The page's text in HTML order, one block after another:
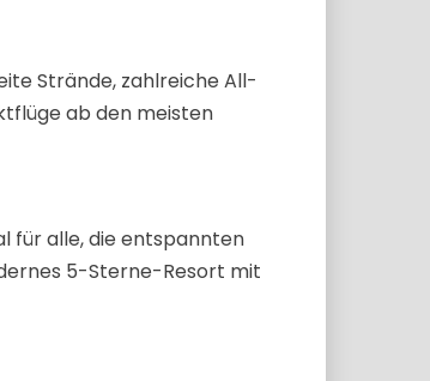
Strände, zahlreiche All-
ab den meisten
für alle, die entspannten
5-Sterne-Resort mit